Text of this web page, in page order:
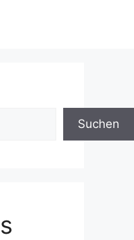
Suchen